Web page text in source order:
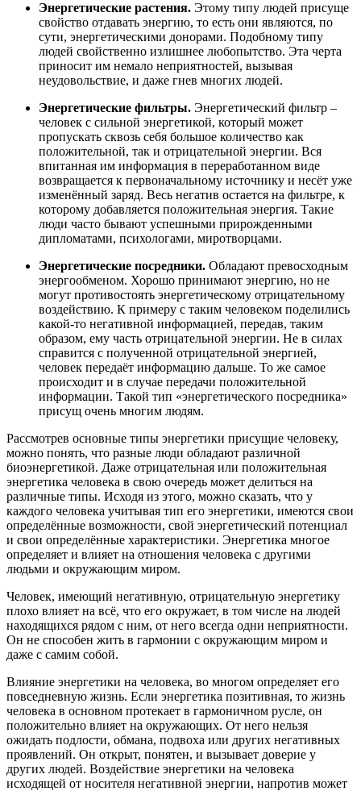
Энергетические растения. Этому типу людей присуще
свойство отдавать энергию, то есть они являются, по
сути, энергетическими донорами. Подобному типу
людей свойственно излишнее любопытство. Эта черта
приносит им немало неприятностей, вызывая
неудовольствие, и даже гнев многих людей.
Энергетические фильтры. Энергетический фильтр –
человек с сильной энергетикой, который может
пропускать сквозь себя большое количество как
положительной, так и отрицательной энергии. Вся
впитанная им информация в переработанном виде
возвращается к первоначальному источнику и несёт уже
изменённый заряд. Весь негатив остается на фильтре, к
которому добавляется положительная энергия. Такие
люди часто бывают успешными прирожденными
дипломатами, психологами, миротворцами.
Энергетические посредники. Обладают превосходным
энергообменом. Хорошо принимают энергию, но не
могут противостоять энергетическому отрицательному
воздействию. К примеру с таким человеком поделились
какой-то негативной информацией, передав, таким
образом, ему часть отрицательной энергии. Не в силах
справится с полученной отрицательной энергией,
человек передаёт информацию дальше. То же самое
происходит и в случае передачи положительной
информации. Такой тип «энергетического посредника»
присущ очень многим людям.
Рассмотрев основные типы энергетики присущие человеку,
можно понять, что разные люди обладают различной
биоэнергетикой. Даже отрицательная или положительная
энергетика человека в свою очередь может делиться на
различные типы. Исходя из этого, можно сказать, что у
каждого человека учитывая тип его энергетики, имеются свои
определённые возможности, свой энергетический потенциал
и свои определённые характеристики. Энергетика многое
определяет и влияет на отношения человека с другими
людьми и окружающим миром.
Человек, имеющий негативную, отрицательную энергетику
плохо влияет на всё, что его окружает, в том числе на людей
находящихся рядом с ним, от него всегда одни неприятности.
Он не способен жить в гармонии с окружающим миром и
даже с самим собой.
Влияние энергетики на человека, во многом определяет его
повседневную жизнь. Если энергетика позитивная, то жизнь
человека в основном протекает в гармоничном русле, он
положительно влияет на окружающих. От него нельзя
ожидать подлости, обмана, подвоха или других негативных
проявлений. Он открыт, понятен, и вызывает доверие у
других людей. Воздействие энергетики на человека
исходящей от носителя негативной энергии, напротив может